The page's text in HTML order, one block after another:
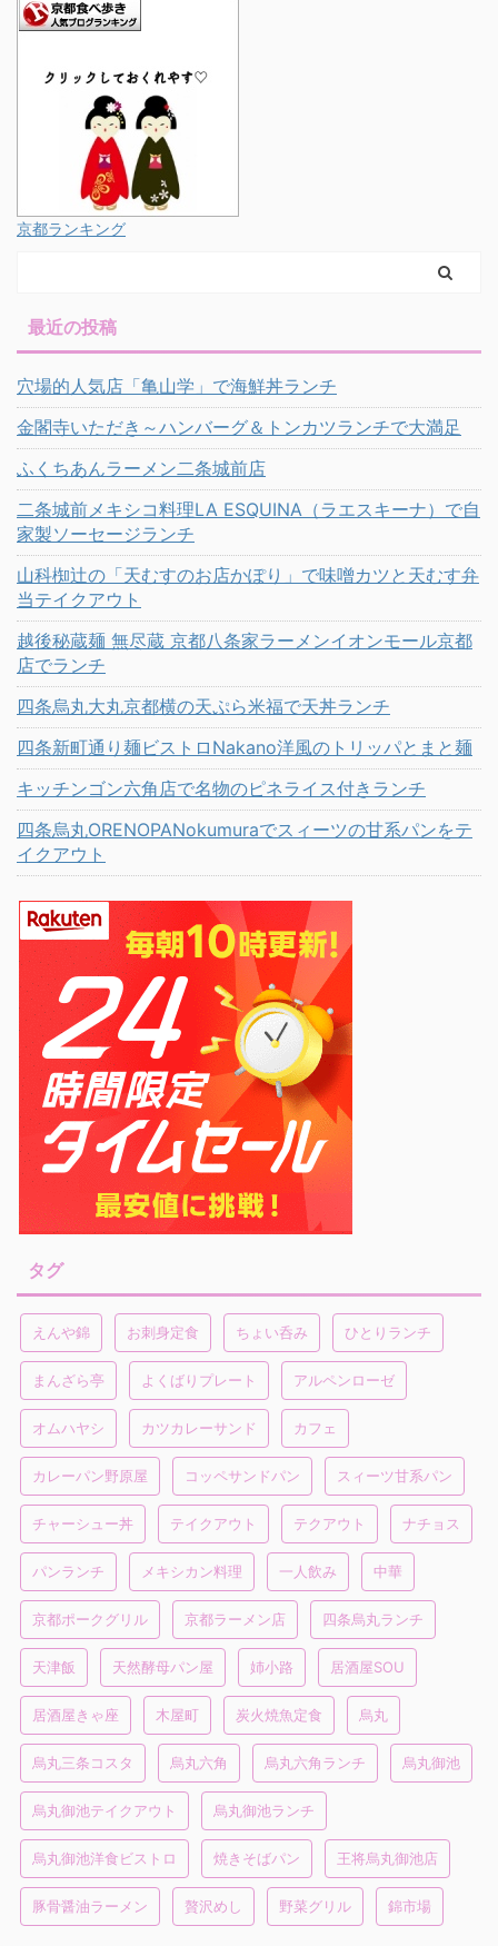
京都ランキング
最近の投稿
穴場的人気店「亀山学」で海鮮丼ランチ
金閣寺いただき～ハンバーグ＆トンカツランチで大満足
ふくちあんラーメン二条城前店
二条城前メキシコ料理LA ESQUINA（ラエスキーナ）で自
家製ソーセージランチ
山科椥辻の「天むすのお店かぽり」で味噌カツと天むす弁
当テイクアウト
越後秘蔵麺 無尽蔵 京都八条家ラーメンイオンモール京都
店でランチ
四条烏丸大丸京都横の天ぷら米福で天丼ランチ
四条新町通り麺ビストロNakano洋風のトリッパとまと麺
キッチンゴン六角店で名物のピネライス付きランチ
四条烏丸ORENOPANokumuraでスィーツの甘系パンをテ
イクアウト
タグ
えんや錦 お刺身定食 ちょい呑み ひとりランチ
まんざら亭 よくばりプレート アルペンローゼ
オムハヤシ カツカレーサンド カフェ
カレーパン野原屋 コッペサンドパン スィーツ甘系パン
チャーシュー丼 テイクアウト テクアウト ナチョス
パンランチ メキシカン料理 一人飲み 中華
京都ポークグリル 京都ラーメン店 四条烏丸ランチ
天津飯 天然酵母パン屋 姉小路 居酒屋SOU
居酒屋きゃ座 木屋町 炭火焼魚定食 烏丸
烏丸三条コスタ 烏丸六角 烏丸六角ランチ 烏丸御池
烏丸御池テイクアウト 烏丸御池ランチ
烏丸御池洋食ビストロ 焼きそばパン 王将烏丸御池店
豚骨醤油ラーメン 贅沢めし 野菜グリル 錦市場